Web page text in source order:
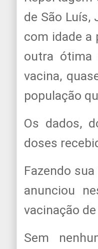
de São Luís,
com idade a
outra ótima
vacina,
população
Os dados,
doses
Fazendo
anunciou
vacinação
Sem